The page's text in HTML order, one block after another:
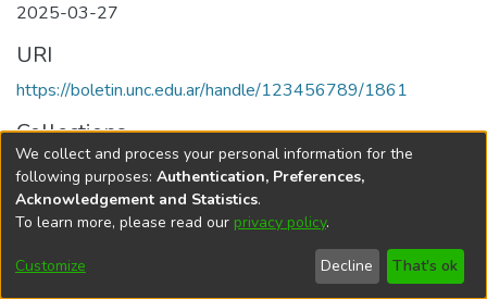
2025-03-27
URI
https://boletin.unc.edu.ar/handle/123456789/1861
Collections
Edición 001/2025 del 26 de mayo de 2025
Universidad Nacional de Córdoba
We collect and process your personal information for the
following purposes: Authentication, Preferences,
Acknowledgement and Statistics.
To learn more, please read our privacy policy.
Customize Decline That's ok